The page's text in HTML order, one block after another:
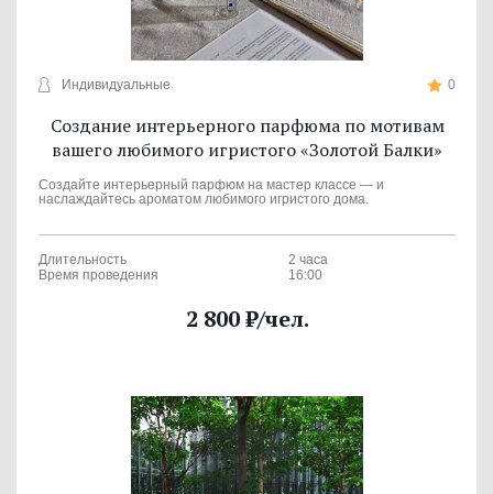
Индивидуальные 0
Создание интерьерного парфюма по мотивам
вашего любимого игристого «Золотой Балки»
Создайте интерьерный парфюм на мастер классе — и
наслаждайтесь ароматом любимого игристого дома.
Длительность
2 часа
Время проведения
16:00
2 800₽/чел.